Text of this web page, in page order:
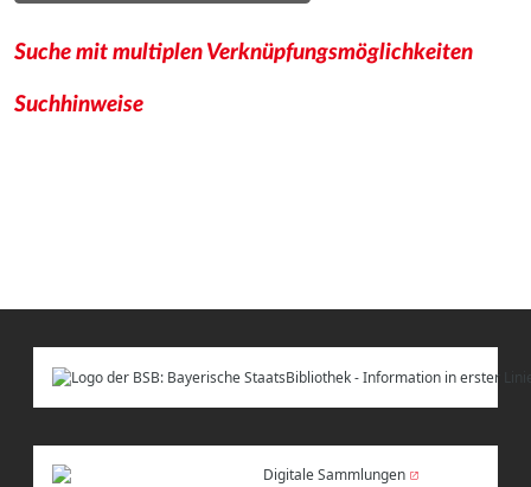
Suche mit multiplen Verknüpfungsmöglichkeiten
Suchhinweise
Digitale Sammlungen